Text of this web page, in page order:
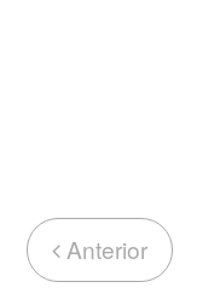
Anterior